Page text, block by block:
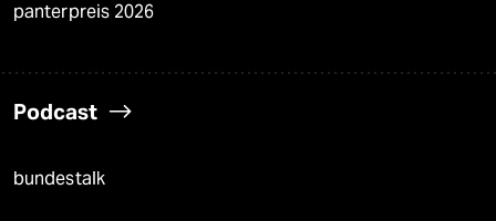
panterpreis 2026
Podcast
bundestalk